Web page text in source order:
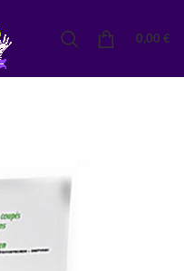
0,00 €